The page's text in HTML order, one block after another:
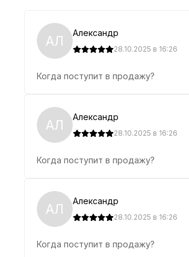
АЛ Александр
28.10.2025 в 16:26
Когда поступит в продажу?
АЛ Александр
28.10.2025 в 16:26
Когда поступит в продажу?
АЛ Александр
28.10.2025 в 16:26
Когда поступит в продажу?